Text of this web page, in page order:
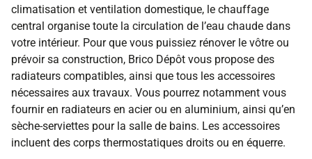
climatisation et ventilation domestique, le chauffage
central organise toute la circulation de l’eau chaude dans
votre intérieur. Pour que vous puissiez rénover le vôtre ou
prévoir sa construction, Brico Dépôt vous propose des
radiateurs compatibles, ainsi que tous les accessoires
nécessaires aux travaux. Vous pourrez notamment vous
fournir en radiateurs en acier ou en aluminium, ainsi qu’en
sèche-serviettes pour la salle de bains. Les accessoires
incluent des corps thermostatiques droits ou en équerre.